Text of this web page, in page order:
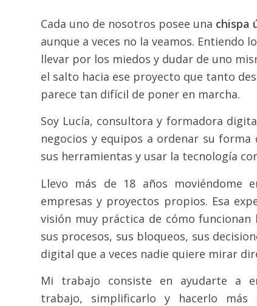
Cada uno de nosotros posee una chispa
aunque a veces no la veamos. Entiendo
llevar por los miedos y dudar de uno
el salto hacia ese proyecto que tanto
parece tan difícil de poner en marcha.
Soy Lucía, consultora y formadora
negocios y equipos a ordenar su
sus herramientas y usar la tecnología
Llevo más de 18 años moviéndome
empresas y proyectos propios. Esa
visión muy práctica de cómo
sus procesos, sus bloqueos, sus
digital que a veces nadie quiere mirar
Mi trabajo consiste en ayudarte a
trabajo, simplificarlo y hacerlo más